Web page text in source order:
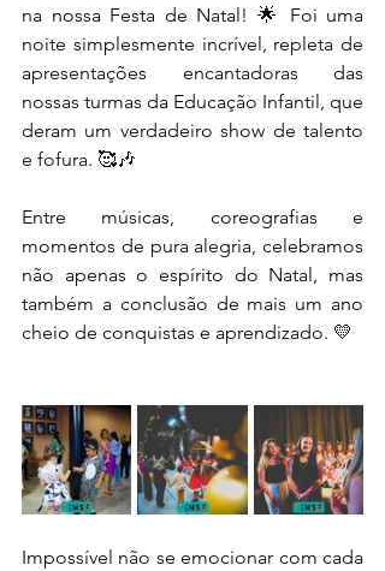
na nossa Festa de Natal! 🌟 Foi uma
noite simplesmente incrível, repleta de
apresentações encantadoras das
nossas turmas da Educação Infantil, que
deram um verdadeiro show de talento
e fofura. 🥰🎶
Entre músicas, coreografias e
momentos de pura alegria, celebramos
não apenas o espírito do Natal, mas
também a conclusão de mais um ano
cheio de conquistas e aprendizado. 💛
Impossível não se emocionar com cada